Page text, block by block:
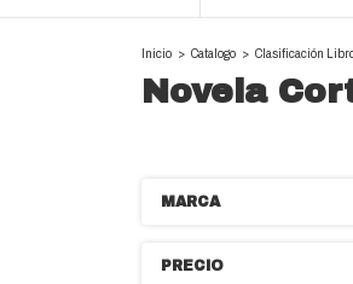
Inicio > Catalogo > Clasificación
Novela
MARCA
PRECIO